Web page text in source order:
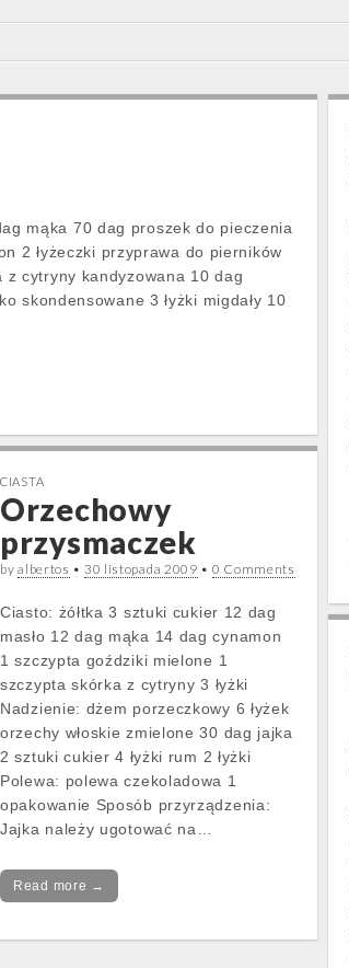
mąka 70 dag proszek do pieczenia
2 łyżeczki przyprawa do pierników
z cytryny kandyzowana 10 dag
skondensowane 3 łyżki migdały 10
CIASTA
Orzechowy
przysmaczek
byalbertos • 30 listopada 2009 • 0 Comments
Ciasto: żółtka 3 sztuki cukier 12 dag
masło 12 dag mąka 14 dag cynamon
1 szczypta goździki mielone 1
szczypta skórka z cytryny 3 łyżki
Nadzienie: dżem porzeczkowy 6 łyżek
orzechy włoskie zmielone 30 dag jajka
2 sztuki cukier 4 łyżki rum 2 łyżki
Polewa: polewa czekoladowa 1
opakowanie Sposób przyrządzenia:
Jajka należy ugotować na…
Read more →